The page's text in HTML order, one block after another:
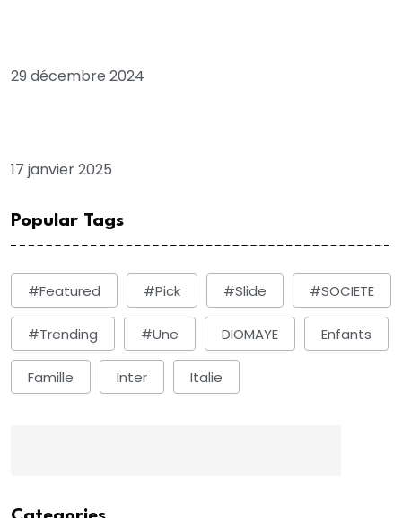
29 décembre 2024
17 janvier 2025
Popular Tags
#Featured #Pick #Slide #SOCIETE
#Trending #une DIOMAYE Enfants
Famille Inter Italie